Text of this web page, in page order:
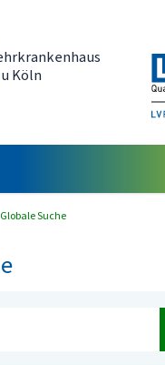
Köln
Globale Suche